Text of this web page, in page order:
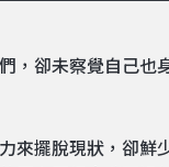
，卻未察覺自己也
來擺脫現狀，卻鮮